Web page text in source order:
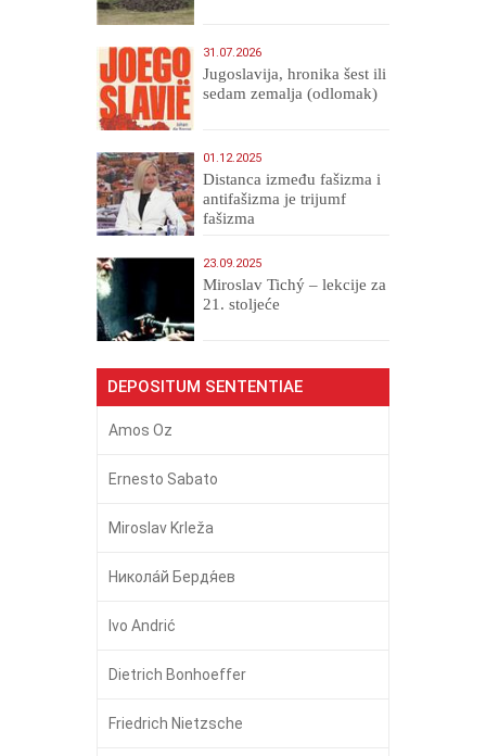
31.07.2026
Jugoslavija, hronika šest ili
sedam zemalja (odlomak)
01.12.2025
Distanca između fašizma i
antifašizma je trijumf
fašizma
23.09.2025
Miroslav Tichý – lekcije za
21. stoljeće
DEPOSITUM SENTENTIAE
Amos Oz
Ernesto Sabato
Miroslav Krleža
Никола́й Бердя́ев
Ivo Andrić
Dietrich Bonhoeffer
Friedrich Nietzsche